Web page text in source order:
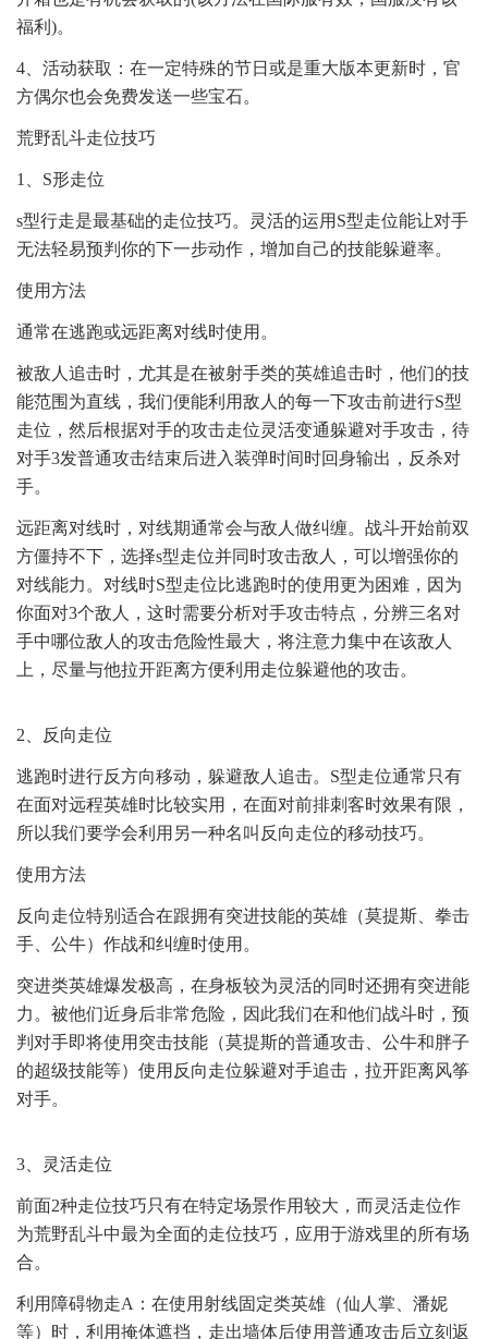
福利)。
4、活动获取：在一定特殊的节日或是重大版本更新时，官
方偶尔也会免费发送一些宝石。
荒野乱斗走位技巧
1、S形走位
s型行走是最基础的走位技巧。灵活的运用S型走位能让对手
无法轻易预判你的下一步动作，增加自己的技能躲避率。
使用方法
通常在逃跑或远距离对线时使用。
被敌人追击时，尤其是在被射手类的英雄追击时，他们的技
能范围为直线，我们便能利用敌人的每一下攻击前进行S型
走位，然后根据对手的攻击走位灵活变通躲避对手攻击，待
对手3发普通攻击结束后进入装弹时间时回身输出，反杀对
手。
远距离对线时，对线期通常会与敌人做纠缠。战斗开始前双
方僵持不下，选择s型走位并同时攻击敌人，可以增强你的
对线能力。对线时S型走位比逃跑时的使用更为困难，因为
你面对3个敌人，这时需要分析对手攻击特点，分辨三名对
手中哪位敌人的攻击危险性最大，将注意力集中在该敌人
上，尽量与他拉开距离方便利用走位躲避他的攻击。
2、反向走位
逃跑时进行反方向移动，躲避敌人追击。S型走位通常只有
在面对远程英雄时比较实用，在面对前排刺客时效果有限，
所以我们要学会利用另一种名叫反向走位的移动技巧。
使用方法
反向走位特别适合在跟拥有突进技能的英雄（莫提斯、拳击
手、公牛）作战和纠缠时使用。
突进类英雄爆发极高，在身板较为灵活的同时还拥有突进能
力。被他们近身后非常危险，因此我们在和他们战斗时，预
判对手即将使用突击技能（莫提斯的普通攻击、公牛和胖子
的超级技能等）使用反向走位躲避对手追击，拉开距离风筝
对手。
3、灵活走位
前面2种走位技巧只有在特定场景作用较大，而灵活走位作
为荒野乱斗中最为全面的走位技巧，应用于游戏里的所有场
合。
利用障碍物走A：在使用射线固定类英雄（仙人掌、潘妮
等）时，利用掩体遮挡，走出墙体后使用普通攻击后立刻返